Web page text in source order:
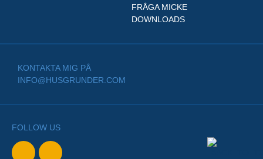
FRÅGA MICKE
DOWNLOADS
KONTAKTA MIG PÅ
INFO@HUSGRUNDER.COM
FOLLOW US